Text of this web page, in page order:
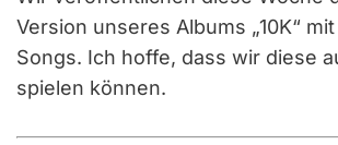
Version unseres Albums „10K“
Songs. Ich hoffe, dass wir diese
spielen können.